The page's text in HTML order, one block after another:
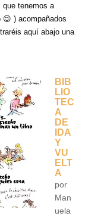
tenemos a
😉 ) acompañados
aquí abajo una
BIB
LIO
TEC
A
DE
IDA
Y
VU
ELT
A
por
Man
uela